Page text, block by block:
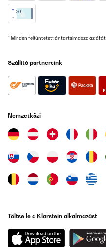
* Minden feltüntetett ár tartalmazza az áfát.
Szállító partnereink
Nemzetközi
Töltse le a Klarstein alkalmazást